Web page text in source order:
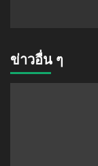
ข่าวอื่น ๆ